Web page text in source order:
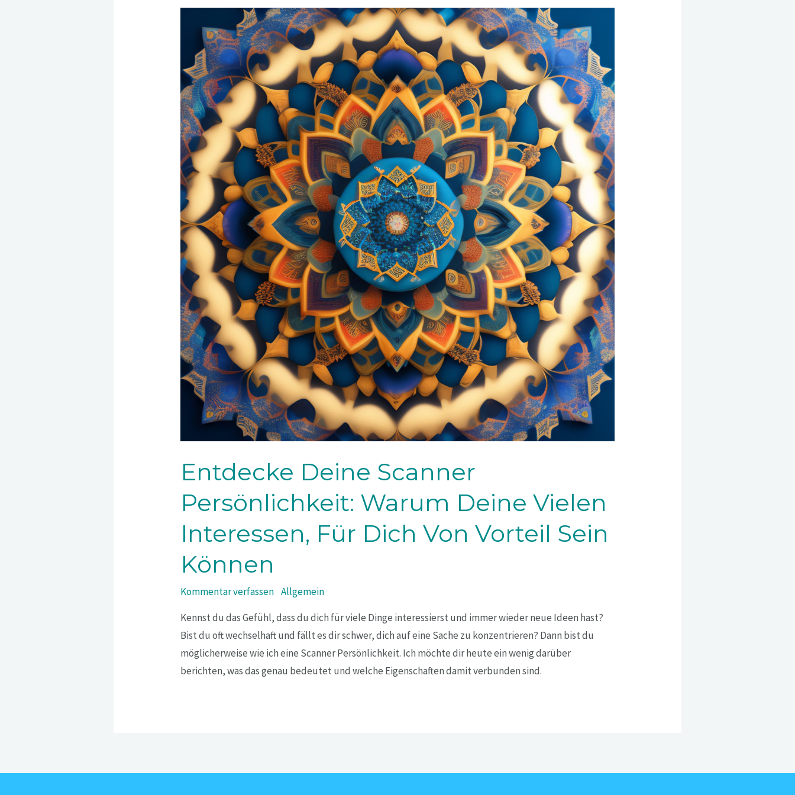
Entdecke Deine Scanner
Persönlichkeit: Warum Deine Vielen
Interessen, Für Dich Von Vorteil Sein
Können
Kommentar verfassen /Allgemein
Kennst du das Gefühl, dass du dich für viele Dinge interessierst und immer wieder neue Ideen hast?
Bist du oft wechselhaft und fällt es dir schwer, dich auf eine Sache zu konzentrieren? Dann bist du
möglicherweise wie ich eine Scanner Persönlichkeit. Ich möchte dir heute ein wenig darüber
berichten, was das genau bedeutet und welche Eigenschaften damit verbunden sind.